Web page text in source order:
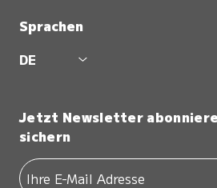
Sprachen
DE
Jetzt Newsletter
sichern